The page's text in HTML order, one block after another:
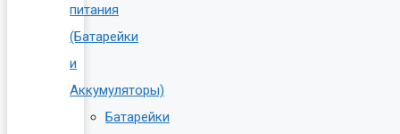
питания
(Батарейки
и
Аккумуляторы)
Батарейки